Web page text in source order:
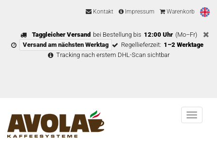
Kontakt Impressum Warenkorb
Taggleicher Versand bei Bestellung bis 12:00 Uhr (Mo–Fr)
Versand am nächsten Werktag
Regellieferzeit: 1–2 Werktage
Tracking nach erstem DHL-Scan sichtbar
Menu